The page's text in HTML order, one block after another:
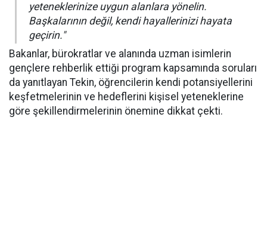
yeteneklerinize uygun alanlara yönelin.
Başkalarının değil, kendi hayallerinizi hayata
geçirin."
Bakanlar, bürokratlar ve alanında uzman isimlerin
gençlere rehberlik ettiği program kapsamında soruları
da yanıtlayan Tekin, öğrencilerin kendi potansiyellerini
keşfetmelerinin ve hedeflerini kişisel yeteneklerine
göre şekillendirmelerinin önemine dikkat çekti.